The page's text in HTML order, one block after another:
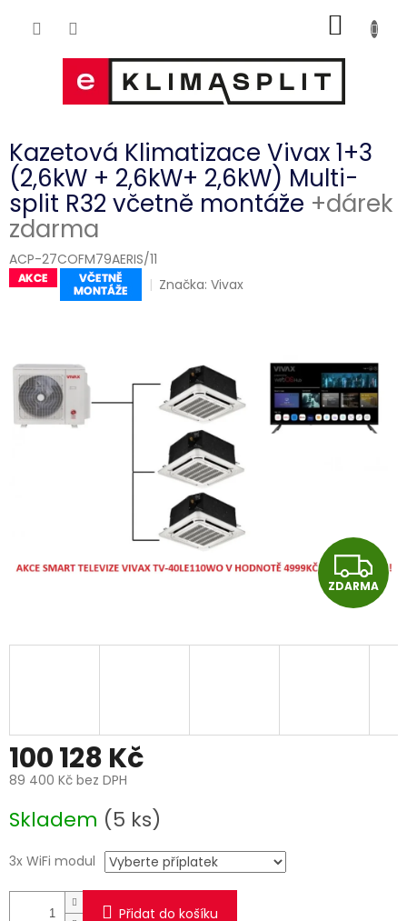
KOŠÍK
Kazetová Klimatizace Vivax 1+3
(2,6kW + 2,6kW+ 2,6kW) Multi-
split R32 včetně montáže +dárek
zdarma
ACP-27COFM79AERIS/11
Značka:Vivax
Z
D
A
ZDARMA
100 128 Kč
89 400 Kč bez DPH
cena:
Skladem (5 ks)
3x WiFi modul
Přidat do košíku